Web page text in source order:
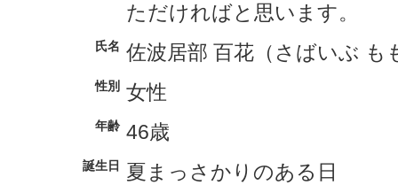
ただければと思います。
氏名 佐波居部 百花（さばいぶ も
性別 女性
年齢 46歳
誕生日 夏まっさかりのある日